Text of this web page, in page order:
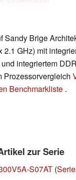
Sandy Brige
2.1 GHz) mit
integriertem
Prozessorvergleich
Benchmarkliste .
zur Serie
S07AT (